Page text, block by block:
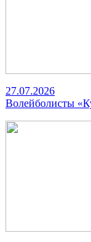
27.07.2026
Волейболисты